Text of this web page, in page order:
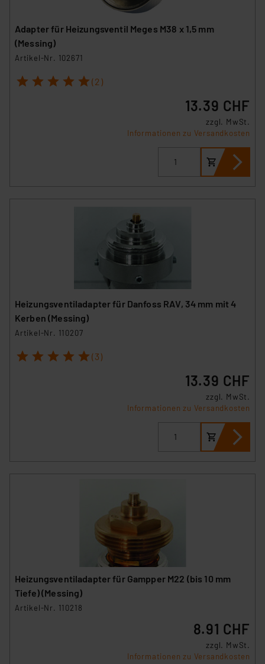
Adapter für Heizungsventil Meges M38 x 1,5 mm
(Messing)
Artikel-Nr. 102671
1 2 3 4 5 (2)
13.39 CHF
zzgl. MwSt.
Informationen zu Versandkosten
Heizungsventiladapter für Danfoss RAV, 34 mm mit 4
Kerben (Messing)
Artikel-Nr. 110207
1 2 3 4 5 (3)
13.39 CHF
zzgl. MwSt.
Informationen zu Versandkosten
Heizungsventiladapter für Gampper M22 (bis 10 mm
Tiefe) (Messing)
Artikel-Nr. 110218
8.91 CHF
zzgl. MwSt.
Informationen zu Versandkosten